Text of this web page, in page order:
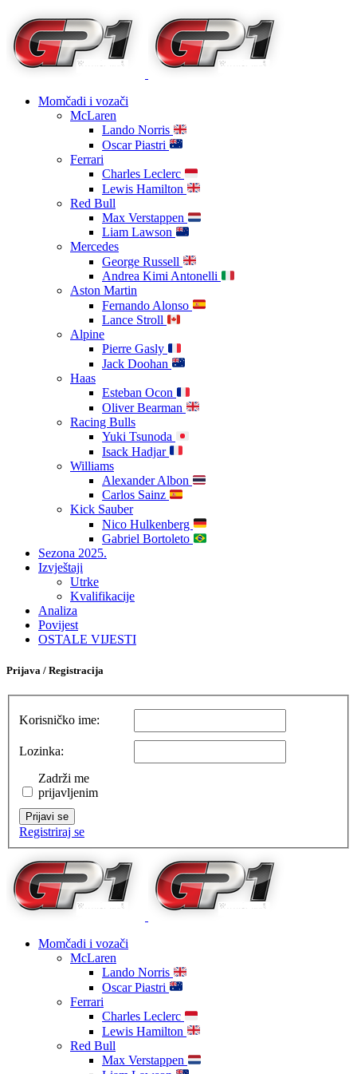
Momčadi i vozači
McLaren
Lando Norris
Oscar Piastri
Ferrari
Charles Leclerc
Lewis Hamilton
Red Bull
Max Verstappen
Liam Lawson
Mercedes
George Russell
Andrea Kimi Antonelli
Aston Martin
Fernando Alonso
Lance Stroll
Alpine
Pierre Gasly
Jack Doohan
Haas
Esteban Ocon
Oliver Bearman
Racing Bulls
Yuki Tsunoda
Isack Hadjar
Williams
Alexander Albon
Carlos Sainz
Kick Sauber
Nico Hulkenberg
Gabriel Bortoleto
Sezona 2025.
Izvještaji
Utrke
Kvalifikacije
Analiza
Povijest
OSTALE VIJESTI
Prijava / Registracija
Korisničko ime:
Lozinka:
Zadrži me
prijavljenim
Prijavi se
Registriraj se
Momčadi i vozači
McLaren
Lando Norris
Oscar Piastri
Ferrari
Charles Leclerc
Lewis Hamilton
Red Bull
Max Verstappen